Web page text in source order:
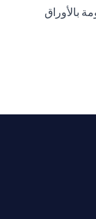
بالأوراق